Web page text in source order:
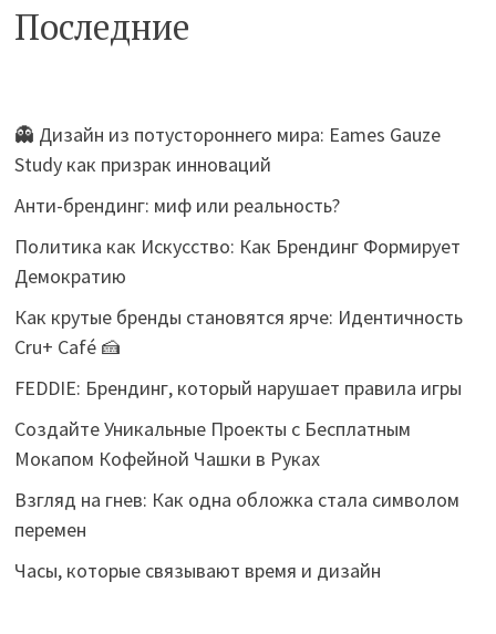
Последние
👻 Дизайн из потустороннего мира: Eames Gauze
Study как призрак инноваций
Анти-брендинг: миф или реальность?
Политика как Искусство: Как Брендинг Формирует
Демократию
Как крутые бренды становятся ярче: Идентичность
Cru+ Café 🍰
FEDDIE: Брендинг, который нарушает правила игры
Создайте Уникальные Проекты с Бесплатным
Мокапом Кофейной Чашки в Руках
Взгляд на гнев: Как одна обложка стала символом
перемен
Часы, которые связывают время и дизайн